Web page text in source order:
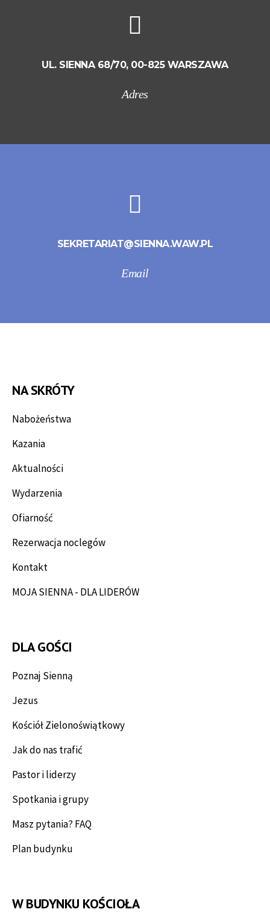
UL. SIENNA 68/70, 00-825 WARSZAWA
Adres
SEKRETARIAT@SIENNA.WAW.PL
Email
NA SKRÓTY
Nabożeństwa
Kazania
Aktualności
Wydarzenia
Ofiarność
Rezerwacja noclegów
Kontakt
MOJA SIENNA - DLA LIDERÓW
DLA GOŚCI
Poznaj Sienną
Jezus
Kościół Zielonoświątkowy
Jak do nas trafić
Pastor i liderzy
Spotkania i grupy
Masz pytania? FAQ
Plan budynku
W BUDYNKU KOŚCIOŁA